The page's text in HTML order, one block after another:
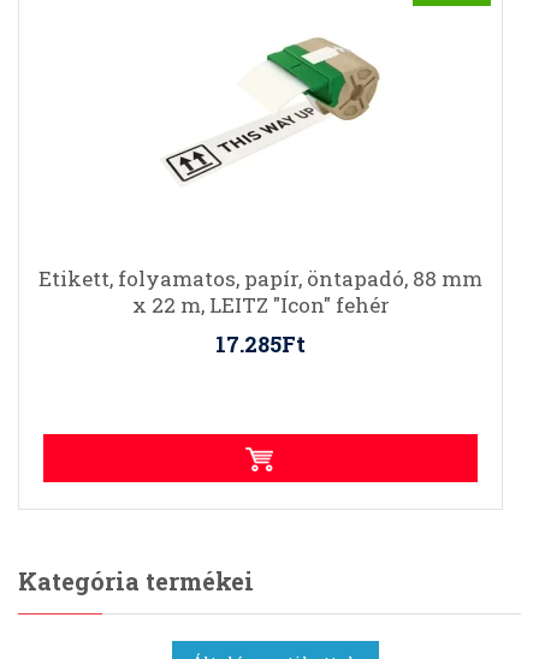
Etikett, folyamatos, papír, öntapadó, 88 mm
x 22 m, LEITZ "Icon" fehér
17.285Ft
Kategória termékei